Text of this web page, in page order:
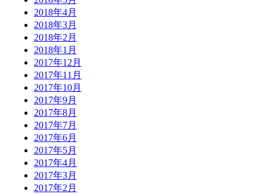
2018年4月
2018年3月
2018年2月
2018年1月
2017年12月
2017年11月
2017年10月
2017年9月
2017年8月
2017年7月
2017年6月
2017年5月
2017年4月
2017年3月
2017年2月